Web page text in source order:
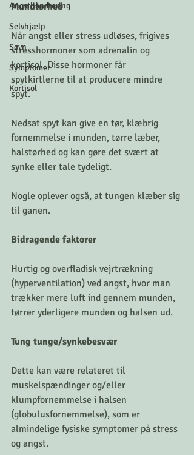
Angsthåndtering
Selvhjælp
Søvn
Symptomer
Kortisol
Mundtørhed
Når angst eller stress udløses, frigives
stresshormoner som adrenalin og
kortisol. Disse hormoner får
spytkirtlerne til at producere mindre
spyt.
Nedsat spyt kan give en tør, klæbrig
fornemmelse i munden, tørre læber,
halstørhed og kan gøre det svært at
synke eller tale tydeligt.
Nogle oplever også, at tungen klæber sig
til ganen.
Bidragende faktorer
Hurtig og overfladisk vejrtrækning
(hyperventilation) ved angst, hvor man
trækker mere luft ind gennem munden,
tørrer yderligere munden og halsen ud.
Tung tunge/synkebesvær
Dette kan være relateret til
muskelspændinger og/eller
klumpfornemmelse i halsen
(globulusfornemmelse), som er
almindelige fysiske symptomer på stress
og angst.